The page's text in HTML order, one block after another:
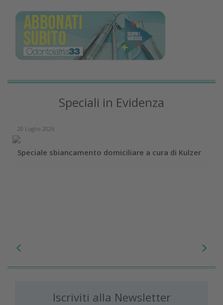
Speciali in Evidenza
20 Luglio 2026
Speciale sbiancamento domiciliare a cura di Kulzer
Iscriviti alla Newsletter